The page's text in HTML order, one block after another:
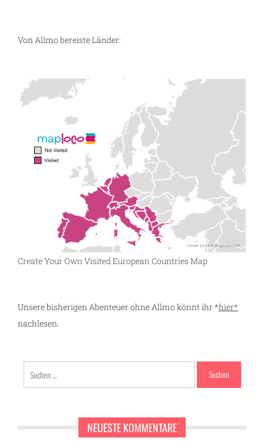
Von Allmo bereiste Länder:
Create Your Own Visited European Countries Map
Unsere bisherigen Abenteuer ohne Allmo könnt ihr *hier*
nachlesen.
nach:
NEUESTE KOMMENTARE